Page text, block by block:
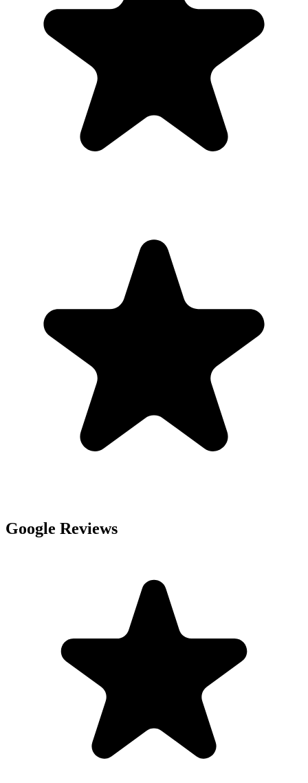
Google Reviews